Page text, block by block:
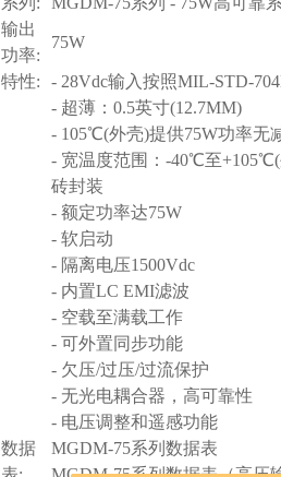
输出
功率:
75W
特性: - 28Vdc输入按照MIL-STD-
- 超薄：0.5英寸(12.7MM)
- 105℃(外壳)提供75W功率无
- 宽温度范围：-40℃至+105℃(
砖封装
- 额定功率达75W
- 软启动
- 隔离电压1500Vdc
- 内置LC EMI滤波
- 空载至满载工作
- 可外置同步功能
- 欠压/过压/过流保护
- 无光电耦合器，高可靠性
- 电压调整和遥感功能
数据
MGDM-75系列数据表